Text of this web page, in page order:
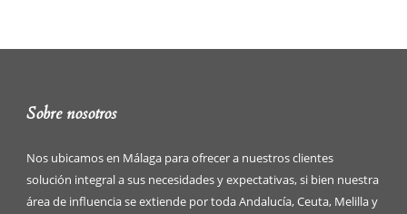
Sobre nosotros
Nos ubicamos en Málaga para ofrecer a nuestros clientes
solución integral a sus necesidades y expectativas, si bien nuestra
área de influencia se extiende por toda Andalucía, Ceuta, Melilla y